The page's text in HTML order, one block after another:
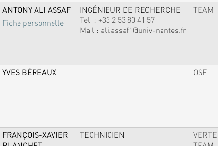
ANTONY ALI ASSAF
Fiche personnelle
INGÉNIEUR DE RECHERCHE
Tel. : +33 2 53 80 41 57
Mail : ali.assaf1@univ-nantes.fr
TEAM
YVES BÉREAUX OSE
FRANÇOIS-XAVIER
TECHNICIEN
VERTE